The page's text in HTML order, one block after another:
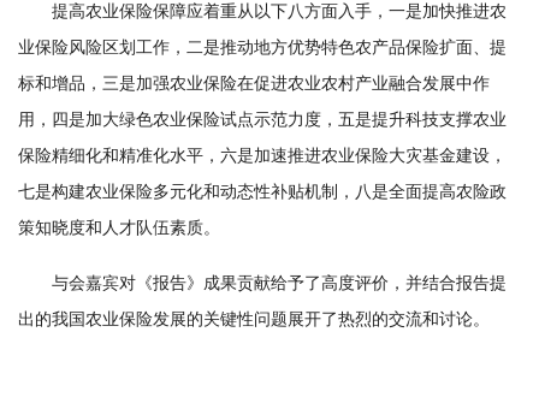
刊
群
园
提高农业保险保障应着重从以下八方面入手，一是加快推进农
业保险风险区划工作，二是推动地方优势特色农产品保险扩面、提
标和增品，三是加强农业保险在促进农业农村产业融合发展中作
用，四是加大绿色农业保险试点示范力度，五是提升科技支撑农业
保险精细化和精准化水平，六是加速推进农业保险大灾基金建设，
七是构建农业保险多元化和动态性补贴机制，八是全面提高农险政
策知晓度和人才队伍素质。
与会嘉宾对《报告》成果贡献给予了高度评价，并结合报告提
出的我国农业保险发展的关键性问题展开了热烈的交流和讨论。